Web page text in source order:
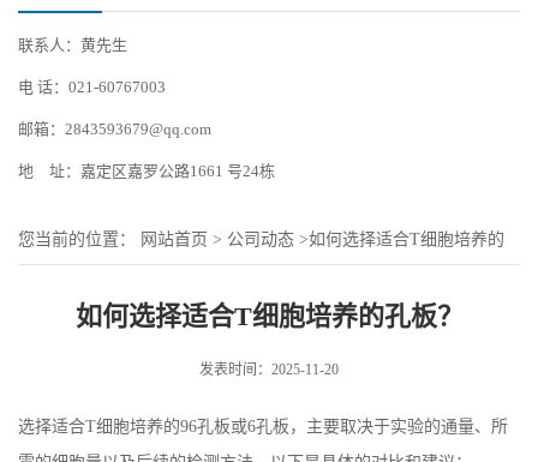
联系人：黄先生
电 话：021-60767003
邮箱：2843593679@qq.com
地 址：嘉定区嘉罗公路1661 号24栋
您当前的位置： 网站首页 > 公司动态 >如何选择适合T细胞培养的
如何选择适合T细胞培养的孔板？
发表时间：2025-11-20
选择适合T细胞培养的96孔板或6孔板，主要取决于实验的通量、所